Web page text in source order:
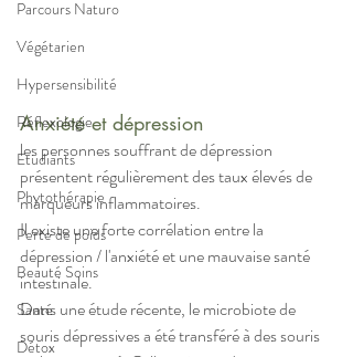
Parcours Naturo
Végétarien
Hypersensibilité
Réflexologie
Etudiants
Phytothérapie
Perte de poids
Beauté Soins
Santé
Détox
Anxiété et dépression
les personnes souffrant de dépression
présentent régulièrement des taux élevés de
marqueurs inflammatoires.
Il existe une forte corrélation entre la
dépression / l'anxiété et une mauvaise santé
intestinale.
Dans une étude récente, le microbiote de
souris dépressives a été transféré à des souris